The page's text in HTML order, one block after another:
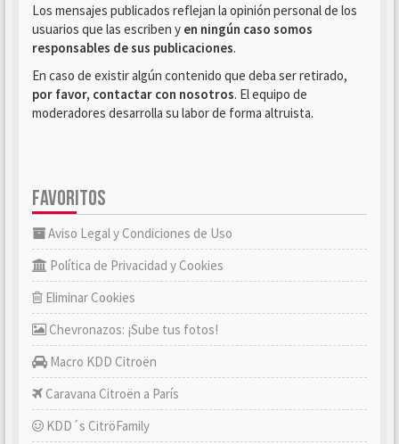
Los mensajes publicados reflejan la opinión personal de los
usuarios que las escriben y en ningún caso somos
responsables de sus publicaciones.
En caso de existir algún contenido que deba ser retirado,
por favor, contactar con nosotros. El equipo de
moderadores desarrolla su labor de forma altruista.
FAVORITOS
Aviso Legal y Condiciones de Uso
Política de Privacidad y Cookies
Eliminar Cookies
Chevronazos: ¡Sube tus fotos!
Macro KDD Citroën
Caravana Citroën a París
KDD´s CitröFamily